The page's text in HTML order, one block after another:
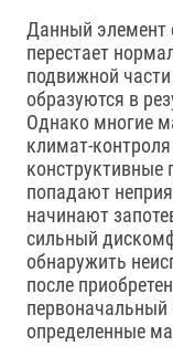
Данный элемент
перестает
подвижной
образуются в
Однако многие
климат-
конструктивные
попадают
начинают
сильный
обнаружить
после
определенные